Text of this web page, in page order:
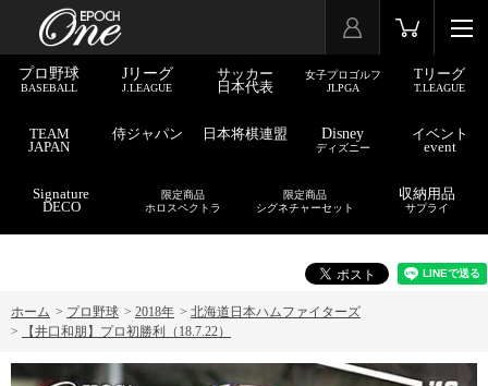
プロ野球
BASEBALL
Jリーグ
J.LEAGUE
サッカー
日本代表
女子プロゴルフ
JLPGA
Tリーグ
T.LEAGUE
TEAM
JAPAN
侍ジャパン 日本将棋連盟 Disney
ディズニー
イベント
event
Signature
DECO
限定商品
ホロスペクトラ
限定商品
シグネチャーセット
収納用品
サプライ
ホーム > プロ野球 > 2018年 > 北海道日本ハムファイターズ
>
【井口和朋】プロ初勝利（18.7.22）